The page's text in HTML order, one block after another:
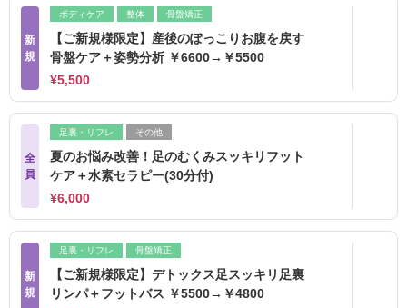
新
規
ボディケア 整体 骨盤矯正
【ご新規様限定】産後のぽっこりお腹を戻す
骨盤ケア＋姿勢分析 ￥6600→￥5500
¥5,500
全
員
足裏・リフレ その他
夏のお悩み改善！足のむくみスッキリフット
ケア＋水素セラピー(30分付)
¥6,000
新
規
足裏・リフレ 骨盤矯正
【ご新規様限定】デトックス足スッキリ足裏
リンパ＋フットバス ￥5500→￥4800